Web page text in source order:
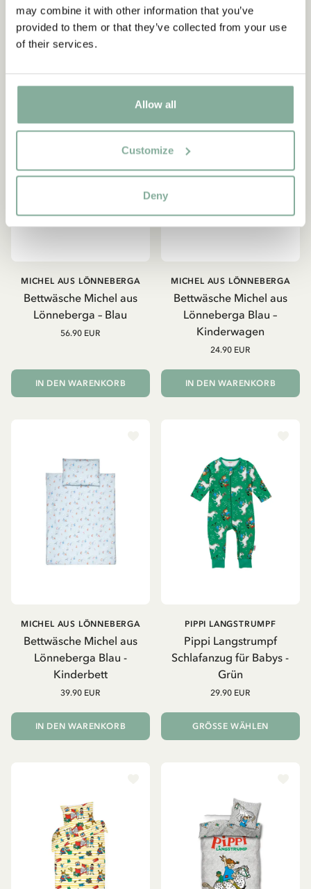
may combine it with other information that you’ve
provided to them or that they’ve collected from your use
of their services.
Allow all
Customize
Deny
24.90 EUR
IN DEN WARENKORB
Bettwäsche Michel aus
Lönneberga – Blau
MICHEL AUS LÖNNEBERGA
56.90 EUR
IN DEN WARENKORB
Bettwäsche Michel aus
Lönneberga Blau –
Kinderwagen
MICHEL AUS LÖNNEBERGA
24.90 EUR
IN DEN WARENKORB
Bettwäsche Michel aus
Lönneberga Blau -
Kinderbett
MICHEL AUS LÖNNEBERGA
39.90 EUR
IN DEN WARENKORB
Pippi Langstrumpf
Schlafanzug für Babys -
Grün
PIPPI LANGSTRUMPF
29.90 EUR
GRÖSSE WÄHLEN
Lindgren. Zusätzlich erhalten Sie 10 % Rabatt auf
Ihren ersten Einkauf!